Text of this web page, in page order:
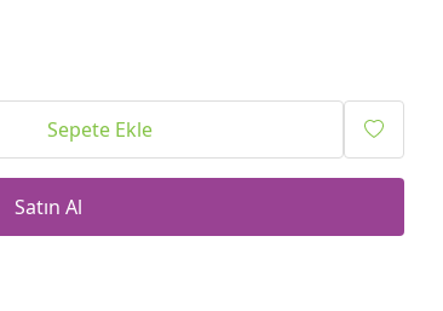
Sepete Ekle
Satın Al